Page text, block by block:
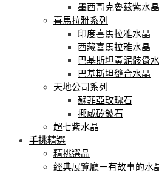
墨西哥克魯茲紫水晶
喜馬拉雅系列
印度喜馬拉雅水晶
西藏喜馬拉雅水晶
巴基斯坦黃泥骸骨
巴基斯坦縫合水晶
天地公司系列
蘇菲亞玫瑰石
挪威矽鈹石
超七紫水晶
手挑精選
精挑選品
經典展覽廳－有故事的水